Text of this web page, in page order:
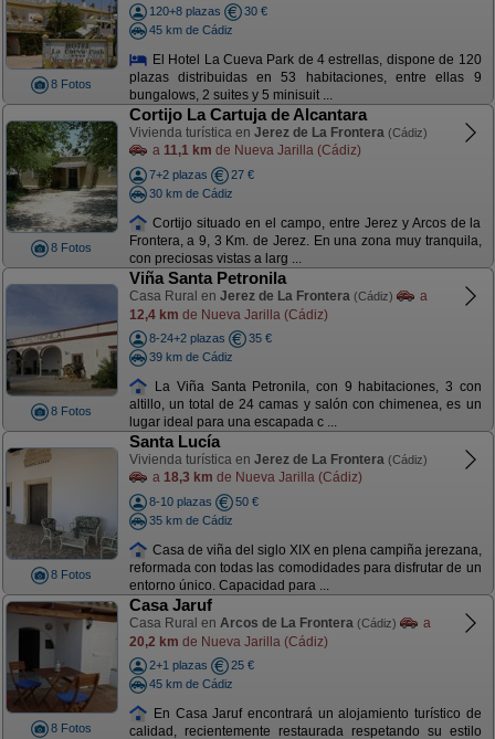
8 Fotos
120+8 plazas
30 €
45 km de Cádiz
El Hotel La Cueva Park de 4 estrellas, dispone de 120
plazas distribuidas en 53 habitaciones, entre ellas 9
bungalows, 2 suites y 5 minisuit ...
8 Fotos
Cortijo La Cartuja de Alcantara
Vivienda turística en Jerez de La Frontera (Cádiz)
a 11,1 km de Nueva Jarilla (Cádiz)
7+2 plazas
27 €
30 km de Cádiz
Cortijo situado en el campo, entre Jerez y Arcos de la
Frontera, a 9, 3 Km. de Jerez. En una zona muy tranquila,
con preciosas vistas a larg ...
8 Fotos
Viña Santa Petronila
Casa Rural en Jerez de La Frontera (Cádiz)
a
12,4 km de Nueva Jarilla (Cádiz)
8-24+2 plazas
35 €
39 km de Cádiz
La Viña Santa Petronila, con 9 habitaciones, 3 con
altillo, un total de 24 camas y salón con chimenea, es un
lugar ideal para una escapada c ...
8 Fotos
Santa Lucía
Vivienda turística en Jerez de La Frontera (Cádiz)
a 18,3 km de Nueva Jarilla (Cádiz)
8-10 plazas
50 €
35 km de Cádiz
Casa de viña del siglo XIX en plena campiña jerezana,
reformada con todas las comodidades para disfrutar de un
entorno único. Capacidad para ...
8 Fotos
Casa Jaruf
Casa Rural en Arcos de La Frontera (Cádiz)
a
20,2 km de Nueva Jarilla (Cádiz)
2+1 plazas
25 €
45 km de Cádiz
En Casa Jaruf encontrará un alojamiento turístico de
calidad, recientemente restaurada respetando su estilo